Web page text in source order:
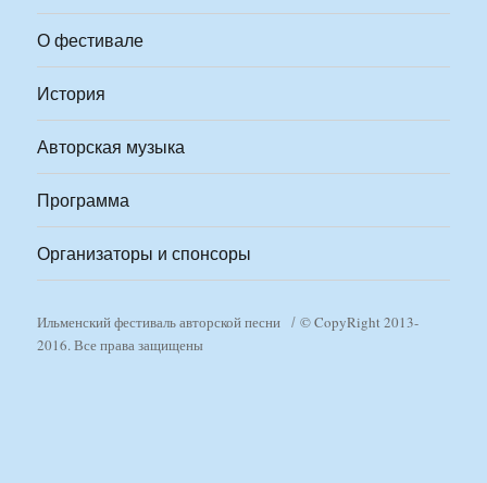
О фестивале
История
Авторская музыка
Программа
Организаторы и спонсоры
Ильменский фестиваль авторской песни
© CopyRight 2013-
2016. Все права защищены